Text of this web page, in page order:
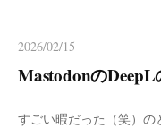
ッ
プ
2026/02/15
Mastodonの
すごい暇だった（笑）